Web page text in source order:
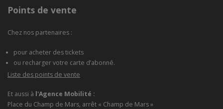
Points de vente
Chez nos partenaires :
pour acheter des tickets
ou recharger votre carte d’abonné.
Liste des points de vente
Et aussi à l'Agence Mobilité :
Place du Champ de Mars, arrêt « Champ de Mars »